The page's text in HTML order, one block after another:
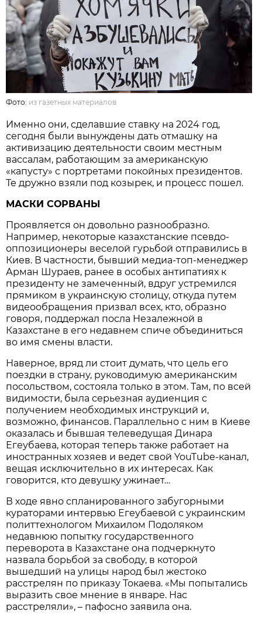
Фото: из газетных материалов
Именно они, сделавшие ставку на 2024 год,
сегодня были вынуждены дать отмашку на
активизацию деятельности своим местным
вассалам, работающим за американскую
«капусту» с портретами покойных президентов.
Те дружно взяли под козырек, и процесс пошел.
МАСКИ СОРВАНЫ
Проявляется он довольно разнообразно.
Например, некоторые казахстанские псевдо-
оппозиционеры веселой гурьбой отправились в
Киев. В частности, бывший медиа-топ-менеджер
Арман Шураев, ранее в особых антипатиях к
президенту не замеченный, вдруг устремился
прямиком в украинскую столицу, откуда путем
видеообращения призвал всех, кто, образно
говоря, поддержал посла Незалежной в
Казахстане в его недавнем спиче объединиться
во имя смены власти.
Наверное, вряд ли стоит думать, что цель его
поездки в страну, руководимую американским
посольством, состояла только в этом. Там, по всей
видимости, была серьезная аудиенция с
получением необходимых инструкций и,
возможно, финансов. Параллельно с ним в Киеве
оказалась и бывшая телеведущая Динара
Егеубаева, которая теперь также работает на
иностранных хозяев и ведет свой YouTube-канал,
вещая исключительно в их интересах. Как
говорится, кто девушку ужинает…
В ходе явно спланированного забугорными
кураторами интервью Егеубаевой с украинским
политтехнологом Михаилом Подоляком
недавнюю попытку государственного
переворота в Казахстане она подчеркнуто
назвала борьбой за свободу, в которой
вышедший на улицы народ был жестоко
расстрелян по приказу Токаева. «Мы попытались
выразить свое мнение в январе. Нас
расстреляли», – пафосно заявила она.